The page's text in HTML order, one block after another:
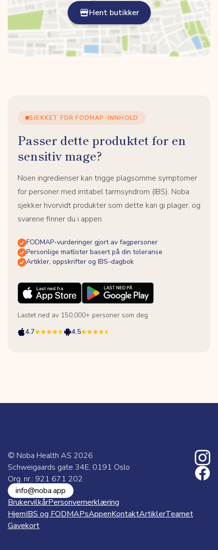
Hent butikker
SJEKKET FOR FODMAP-INNHOLD
Passer dette produktet for en
sensitiv mage?
Noen ingredienser kan trigge plagsomme symptomer
for personer med irritabel tarmsyndrom (IBS). Noba
sjekker hvorvidt produkter som dette kan gi plager, og
svarene finner du i appen.
FODMAP-vurderinger gjort av fagpersoner
Personlige matlister basert på din toleranse
Artikler, oppskrifter og IBS-dagbok
Lastet ned av 150,000+ personer som deg
4.7
4.5
© Noba Health AS 2026
Schweigaards gate 34E, 0191 Oslo
Org. nr.: 921 671 202
info@noba.app
BrukervilkårPersonvernerklæring
HjemIBS og FODMAPsAppenKontaktArtiklerTeamet
Gavekort